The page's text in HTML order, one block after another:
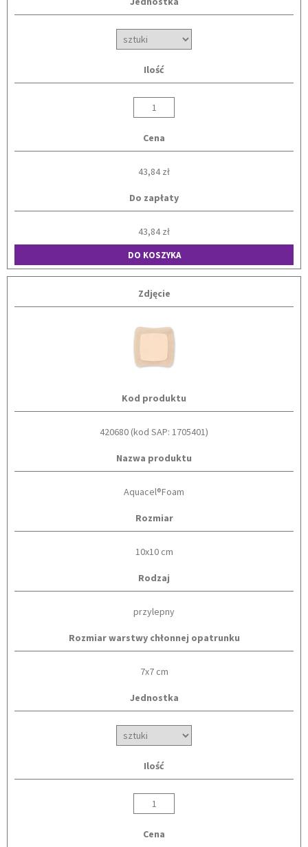
Ilość
Cena
43,84 zł
Do zapłaty
43,84 zł
DO KOSZYKA
Zdjęcie
Kod produktu
420680 (kod SAP: 1705401)
Nazwa produktu
Aquacel®Foam
Rozmiar
10x10 cm
Rodzaj
przylepny
Rozmiar warstwy chłonnej opatrunku
7x7 cm
Jednostka
Ilość
Cena